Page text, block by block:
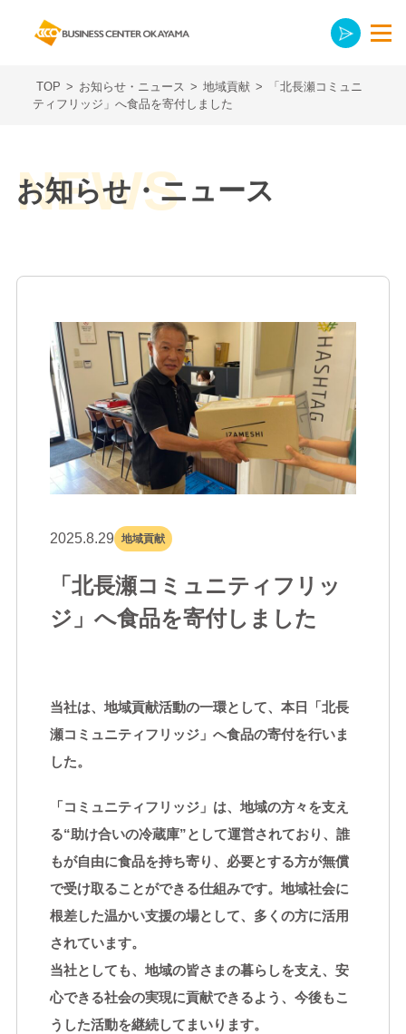
TOP > お知らせ・ニュース > 地域貢献 >
「北長瀬コミュニ
ティフリッジ」へ食品を寄付しました
お知らせ・ニュース
2025.8.29 地域貢献
「北長瀬コミュニティフリッ
ジ」へ食品を寄付しました
当社は、地域貢献活動の一環として、本日「北長
瀬コミュニティフリッジ」へ食品の寄付を行いま
した。
「コミュニティフリッジ」は、地域の方々を支え
る“助け合いの冷蔵庫”として運営されており、誰
もが自由に食品を持ち寄り、必要とする方が無償
で受け取ることができる仕組みです。地域社会に
根差した温かい支援の場として、多くの方に活用
されています。
当社としても、地域の皆さまの暮らしを支え、安
心できる社会の実現に貢献できるよう、今後もこ
うした活動を継続してまいります。